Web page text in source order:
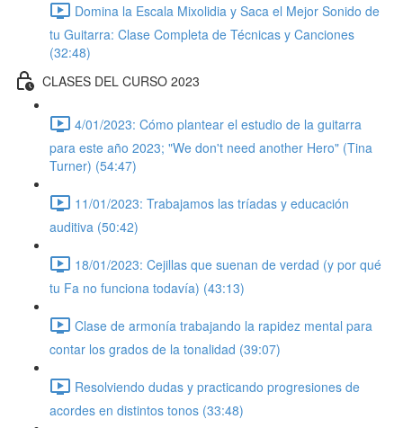
Domina la Escala Mixolidia y Saca el Mejor Sonido de
tu Guitarra: Clase Completa de Técnicas y Canciones
(32:48)
CLASES DEL CURSO 2023
4/01/2023: Cómo plantear el estudio de la guitarra
para este año 2023; "We don't need another Hero" (Tina
Turner) (54:47)
11/01/2023: Trabajamos las tríadas y educación
auditiva (50:42)
18/01/2023: Cejillas que suenan de verdad (y por qué
tu Fa no funciona todavía) (43:13)
Clase de armonía trabajando la rapidez mental para
contar los grados de la tonalidad (39:07)
Resolviendo dudas y practicando progresiones de
acordes en distintos tonos (33:48)